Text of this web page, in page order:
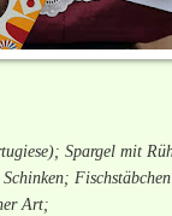
Spargel mit
Art;